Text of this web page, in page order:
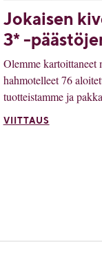
Jokaisen
3* -
Olemme kartoittaneet
hahmotelleet 76
tuotteistamme ja
VIITTAUS